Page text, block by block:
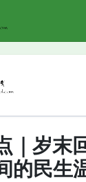
｜岁末
的民生